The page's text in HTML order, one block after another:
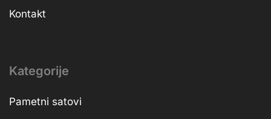
Kontakt
Kategorije
Pametni satovi